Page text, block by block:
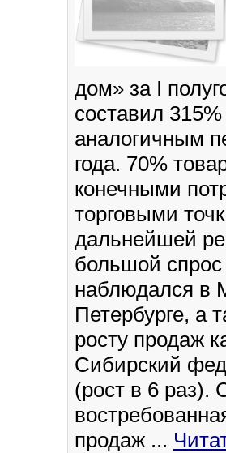
дом» за I
составил
аналогичным
года. 70%
конечными
торговыми
дальнейшей
большой
наблюдался в
Петербурге, а
росту продаж
Сибирский
(рост в 6 раз).
продаж ...